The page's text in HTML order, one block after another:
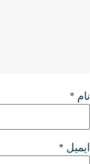
نام *
ایمیل *